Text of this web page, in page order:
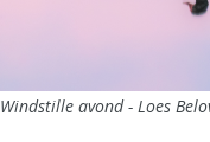
Windstille avond - Loes